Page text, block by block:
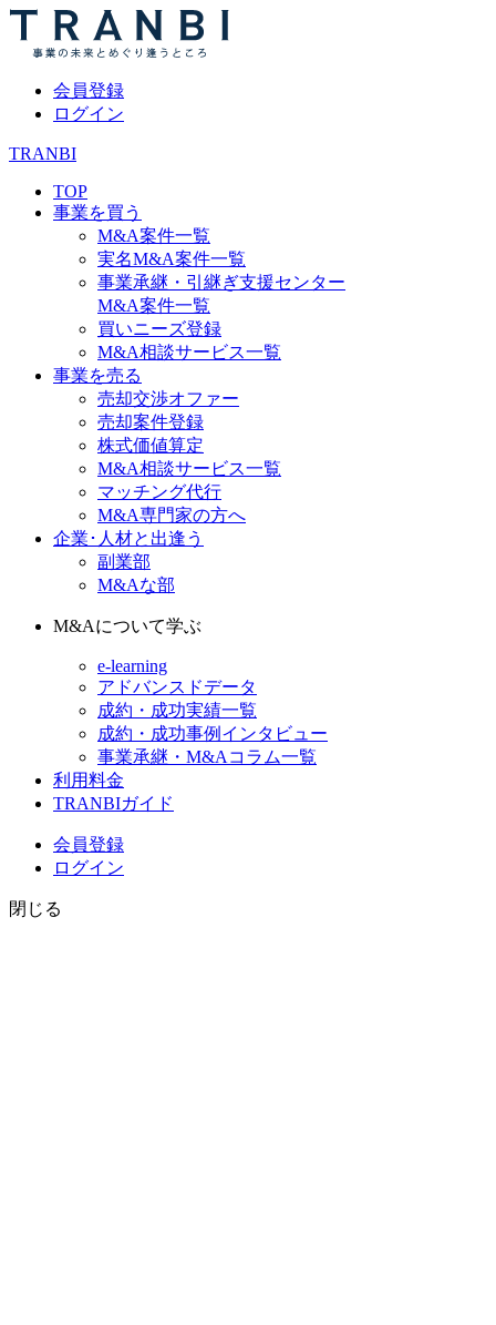
会員登録
ログイン
TRANBI
TOP
事業を買う
M&A案件一覧
実名M&A案件一覧
事業承継・引継ぎ支援センター
M&A案件一覧
買いニーズ登録
M&A相談サービス一覧
事業を売る
売却交渉オファー
売却案件登録
株式価値算定
M&A相談サービス一覧
マッチング代行
M&A専門家の方へ
企業･人材と出逢う
副業部
M&Aな部
M&Aについて学ぶ
e-learning
アドバンスドデータ
成約・成功実績一覧
成約・成功事例インタビュー
事業承継・M&Aコラム一覧
利用料金
TRANBIガイド
会員登録
ログイン
閉じる